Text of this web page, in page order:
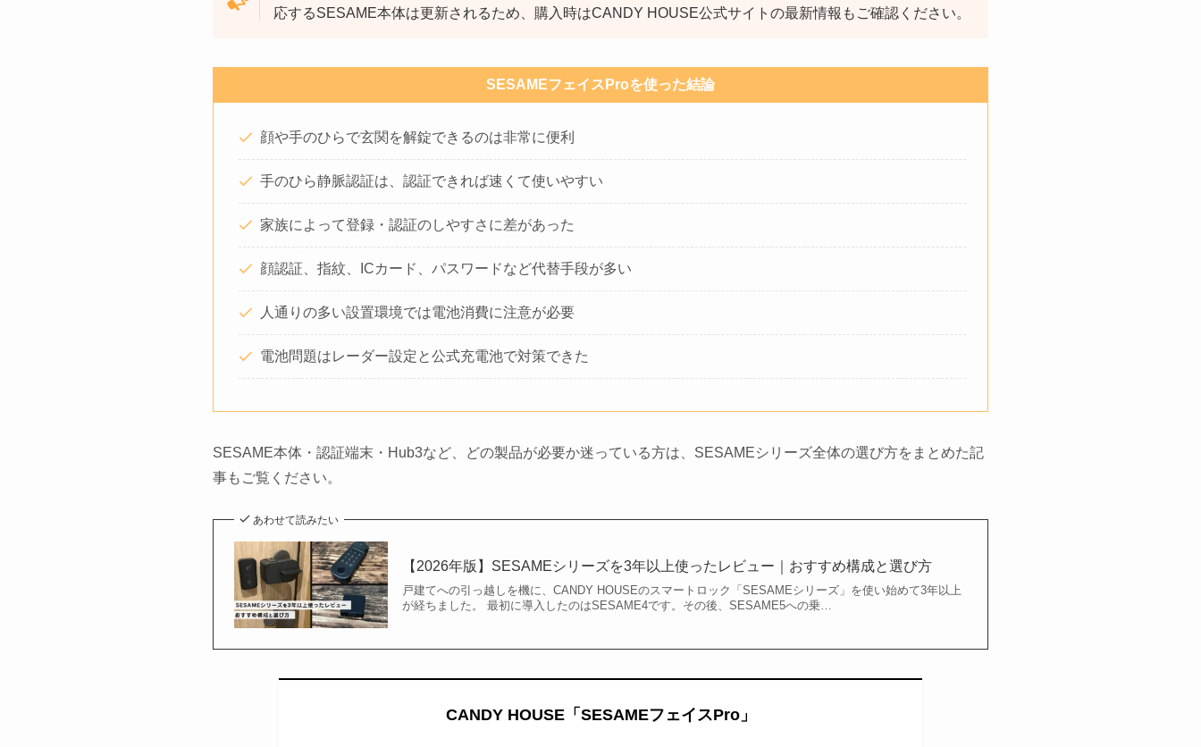
応するSESAME本体は更新されるため、購入時はCANDY HOUSE公式サイトの最新情報もご確認ください。
SESAMEフェイスProを使った結論
顔や手のひらで玄関を解錠できるのは非常に便利
手のひら静脈認証は、認証できれば速くて使いやすい
家族によって登録・認証のしやすさに差があった
顔認証、指紋、ICカード、パスワードなど代替手段が多い
人通りの多い設置環境では電池消費に注意が必要
電池問題はレーダー設定と公式充電池で対策できた
SESAME本体・認証端末・Hub3など、どの製品が必要か迷っている方は、SESAMEシリーズ全体の選び方をまとめた記
事もご覧ください。
あわせて読みたい
【2026年版】SESAMEシリーズを3年以上使ったレビュー｜おすすめ構成と選び方
戸建てへの引っ越しを機に、CANDY HOUSEのスマートロック「SESAMEシリーズ」を使い始めて3年以上
が経ちました。 最初に導入したのはSESAME4です。その後、SESAME5への乗…
CANDY HOUSE「SESAMEフェイスPro」